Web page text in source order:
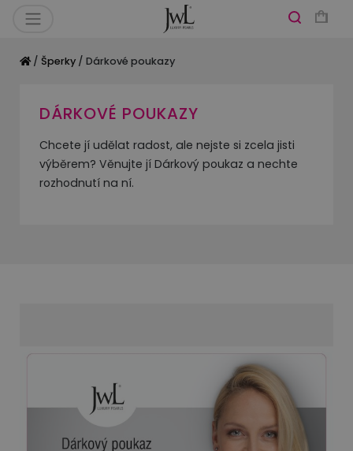
/ Šperky / Dárkové poukazy
DÁRKOVÉ POUKAZY
Chcete jí udělat radost, ale nejste si zcela jisti
výběrem? Věnujte jí Dárkový poukaz a nechte
rozhodnutí na ní.